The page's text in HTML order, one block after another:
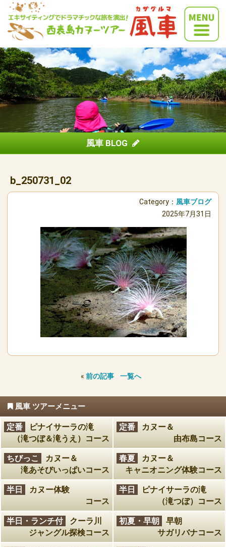
風車 BLOG
b_250731_02
Category： 風車ブログ
2025年7月31日
« 前の記事 一覧へ
風車 ツアーメニュー
定番
ピナイサーラの滝
（滝つぼ＆滝うえ）コース
定番
カヌー＆
由布島コース
ちびっこ
カヌー＆
滝あそびいっぱいコース
春夏
カヌー＆
キャニオニング体験コース
半日
カヌー体験
コース
半日
ピナイサーラの滝
（滝つぼ）コース
半日・ランチ付
クーラ川
ジャングル探検コース
初夏・早朝
早朝
サガリバナコース